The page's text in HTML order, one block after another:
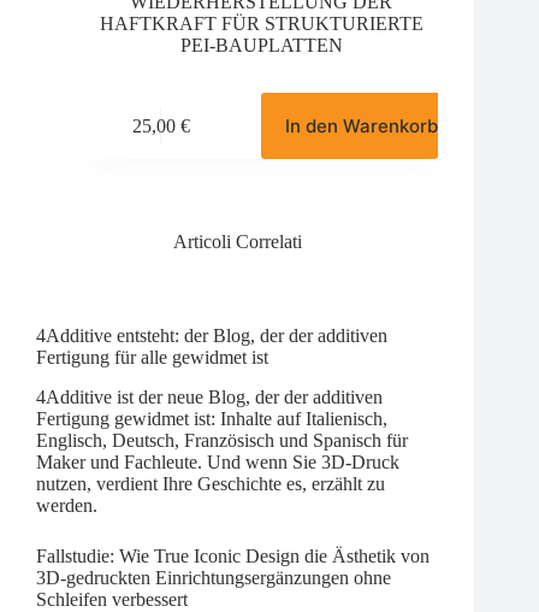
HAFTKRAFT FÜR STRUKTURIERTE
PEI-BAUPLATTEN
25,00 € In den Warenkorb
Articoli Correlati
4Additive entsteht: der Blog, der der additiven
Fertigung für alle gewidmet ist
4Additive ist der neue Blog, der der additiven
Fertigung gewidmet ist: Inhalte auf Italienisch,
Englisch, Deutsch, Französisch und Spanisch für
Maker und Fachleute. Und wenn Sie 3D-Druck
nutzen, verdient Ihre Geschichte es, erzählt zu
werden.
Fallstudie: Wie True Iconic Design die Ästhetik von
3D-gedruckten Einrichtungsergänzungen ohne
Schleifen verbessert